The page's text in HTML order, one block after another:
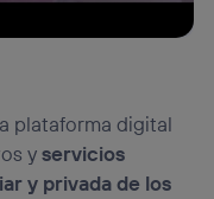
plataforma digital
yservicios
y privada de los